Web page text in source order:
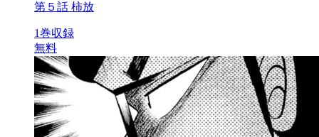
第５話 柿放
1巻収録
無料